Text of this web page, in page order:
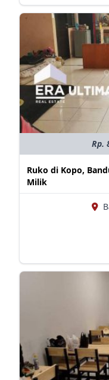
Rp.
Ruko di Kopo,
Milik